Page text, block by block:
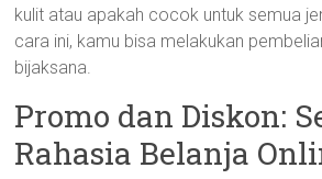
kulit atau apakah cocok untuk semua
cara ini, kamu bisa melakukan
bijaksana.
Promo dan Diskon:
Rahasia Belanja